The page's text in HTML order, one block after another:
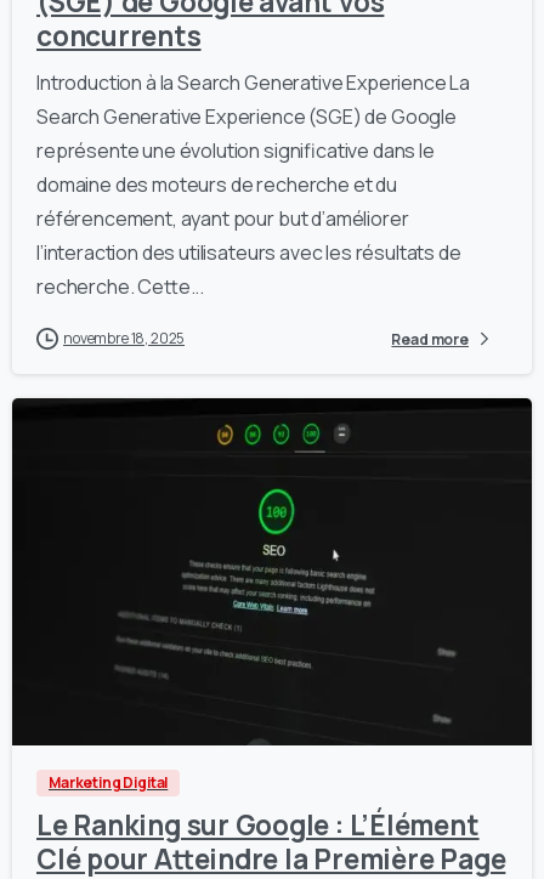
concurrents
Introduction à la Search Generative Experience La
Search Generative Experience (SGE) de Google
représente une évolution significative dans le
domaine des moteurs de recherche et du
référencement, ayant pour but d’améliorer
l’interaction des utilisateurs avec les résultats de
recherche. Cette...
novembre 18, 2025 Read more
Marketing Digital
Le Ranking sur Google : L’Élément
Clé pour Atteindre la Première Page